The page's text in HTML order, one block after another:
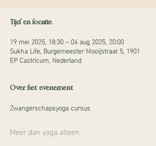
Tijd en locatie
19 mei 2025, 18:30 – 04 aug 2025, 20:00
Sukha Life, Burgemeester Mooijstraat 5, 1901
EP Castricum, Nederland
Over het evenement
Zwangerschapsyoga cursus
Meer dan yoga alleen.